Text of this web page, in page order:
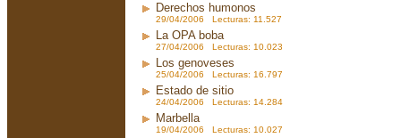
Derechos humonos
29/04/2006 Lecturas: 11.527
La OPA boba
27/04/2006 Lecturas: 10.023
Los genoveses
25/04/2006 Lecturas: 16.797
Estado de sitio
24/04/2006 Lecturas: 14.284
Marbella
19/04/2006 Lecturas: 10.027